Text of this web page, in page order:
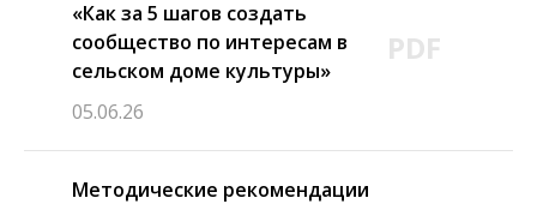
«Как за 5 шагов создать
сообщество по интересам в
сельском доме культуры»
05.06.26
PDF
Методические рекомендации